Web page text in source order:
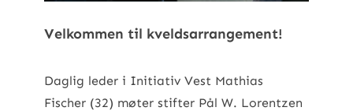
Velkommen til kveldsarrangement!
Daglig leder i Initiativ Vest Mathias
Fischer (32) møter stifter Pål W. Lorentzen